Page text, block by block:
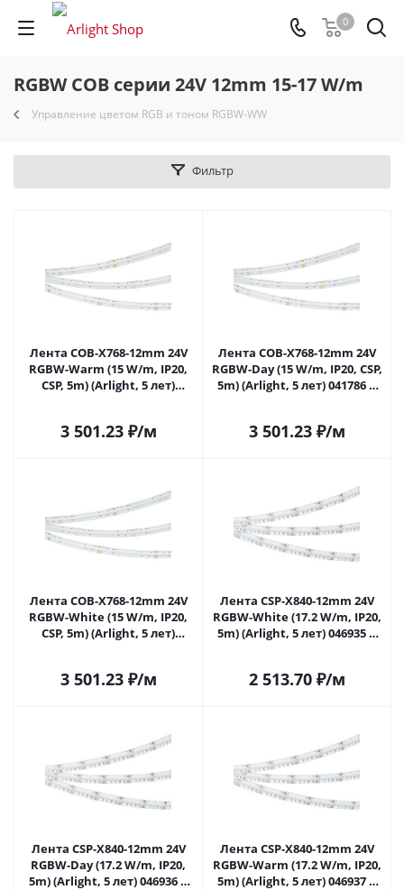
0
RGBW COB серии 24V 12mm 15-17 W/m
Управление цветом RGB и тоном RGBW-WW
Фильтр
Лента COB-X768-12mm 24V
RGBW-Warm (15 W/m, IP20,
CSP, 5m) (Arlight, 5 лет)
3 501.23₽/м
Лента COB-X768-12mm 24V
RGBW-Day (15 W/m, IP20, CSP,
5m) (Arlight, 5 лет) 041786 в
3 501.23₽/м
Лента COB-X768-12mm 24V
RGBW-White (15 W/m, IP20,
CSP, 5m) (Arlight, 5 лет)
3 501.23₽/м
Лента CSP-X840-12mm 24V
RGBW-White (17.2 W/m, IP20,
5m) (Arlight, 5 лет) 046935 в
2 513.70₽/м
Лента CSP-X840-12mm 24V
RGBW-Day (17.2 W/m, IP20,
5m) (Arlight, 5 лет) 046936 в
Лента CSP-X840-12mm 24V
RGBW-Warm (17.2 W/m, IP20,
5m) (Arlight, 5 лет) 046937 в